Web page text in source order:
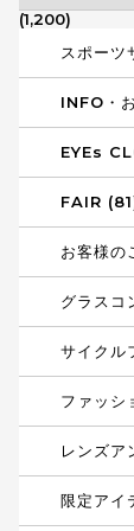
(1,200)
スポー
INFO・
EYEs
FAIR
お客様の
グラス
サイクル
ファッシ
レンズ
限定アイ